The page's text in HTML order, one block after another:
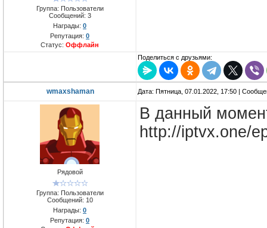
Группа: Пользователи
Сообщений: 3
Награды: 0
Репутация: 0
Статус: Оффлайн
Поделиться с друзьями:
wmaxshaman Дата: Пятница, 07.01.2022, 17:50 |
Рядовой
Группа: Пользователи
Сообщений: 10
Награды: 0
Репутация: 0
В данный
http://iptvx.one/